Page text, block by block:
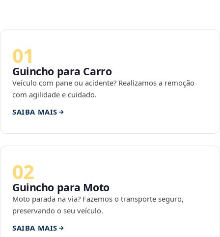
01
Guincho para Carro
Veículo com pane ou acidente? Realizamos a remoção
com agilidade e cuidado.
SAIBA MAIS
02
Guincho para Moto
Moto parada na via? Fazemos o transporte seguro,
preservando o seu veículo.
SAIBA MAIS